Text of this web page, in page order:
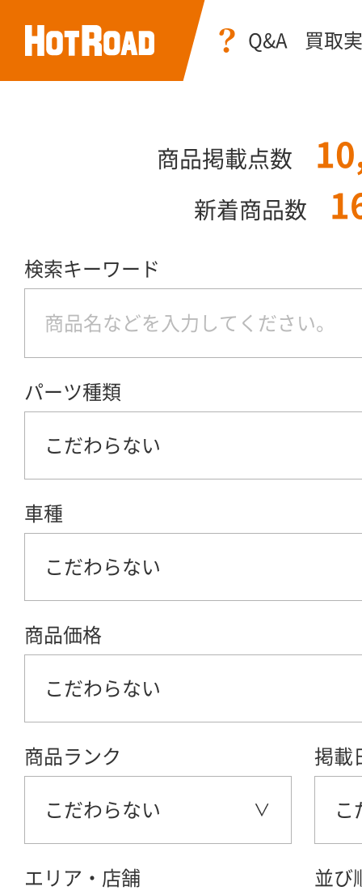
Q&A 買取
商品掲載点数
新着商品数
検索キーワード
パーツ種類
こだわらない
車種
こだわらない
商品価格
こだわらない
商品ランク
こだわらない
掲載
こ
エリア・店舗 並び